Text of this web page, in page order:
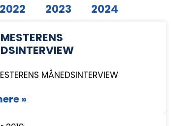
2022 2023 2024
MÅNEDSINTERVIEW
»